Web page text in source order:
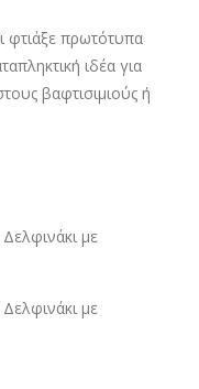
φτιάξε πρωτότυπα
ιδέα για
βαφτισιμιούς ή